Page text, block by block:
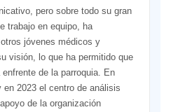
pero sobre todo su gran
trabajo en equipo, ha
jóvenes médicos y
visión, lo que ha permitido que
de la parroquia. En
2023 el centro de análisis
de la organización